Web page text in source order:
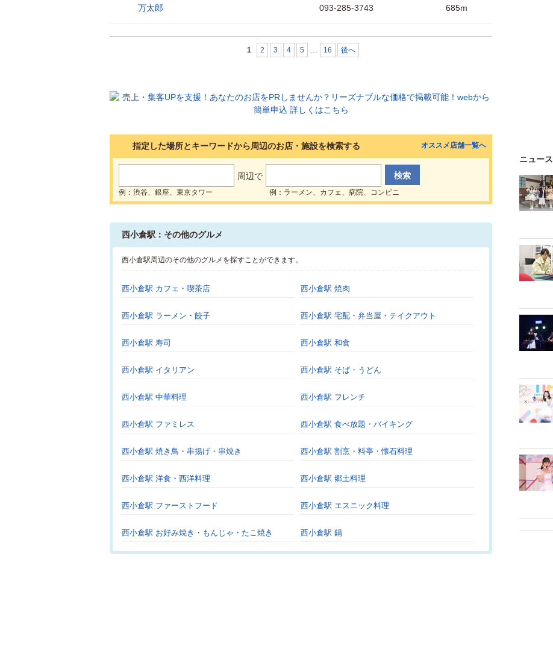
万太郎 093-285-3743 685m
1 2 3 4 5 … 16 後へ
指定した場所とキーワードから周辺のお店・施設を検索する
周辺で
例：渋谷、銀座、東京タワー 例：ラーメン、カフェ、病院、コンビニ
オススメ店舗一覧へ
西小倉駅：その他のグルメ
西小倉駅周辺のその他のグルメを探すことができます。
西小倉駅 カフェ・喫茶店 西小倉駅 焼肉
西小倉駅 ラーメン・餃子 西小倉駅 宅配・弁当屋・テイクアウト
西小倉駅 寿司 西小倉駅 和食
西小倉駅 イタリアン 西小倉駅 そば・うどん
西小倉駅 中華料理 西小倉駅 フレンチ
西小倉駅 ファミレス 西小倉駅 食べ放題・バイキング
西小倉駅 焼き鳥・串揚げ・串焼き 西小倉駅 割烹・料亭・懐石料理
西小倉駅 洋食・西洋料理 西小倉駅 郷土料理
西小倉駅 ファーストフード 西小倉駅 エスニック料理
西小倉駅 お好み焼き・もんじゃ・たこ焼き 西小倉駅 鍋
ニュー